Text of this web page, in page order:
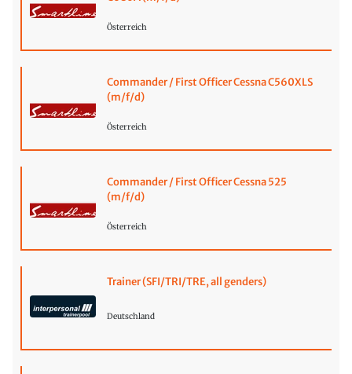
Österreich
Commander / First Officer Cessna C560XLS
(m/f/d)
Österreich
Commander / First Officer Cessna 525
(m/f/d)
Österreich
Trainer (SFI/TRI/TRE, all genders)
Deutschland